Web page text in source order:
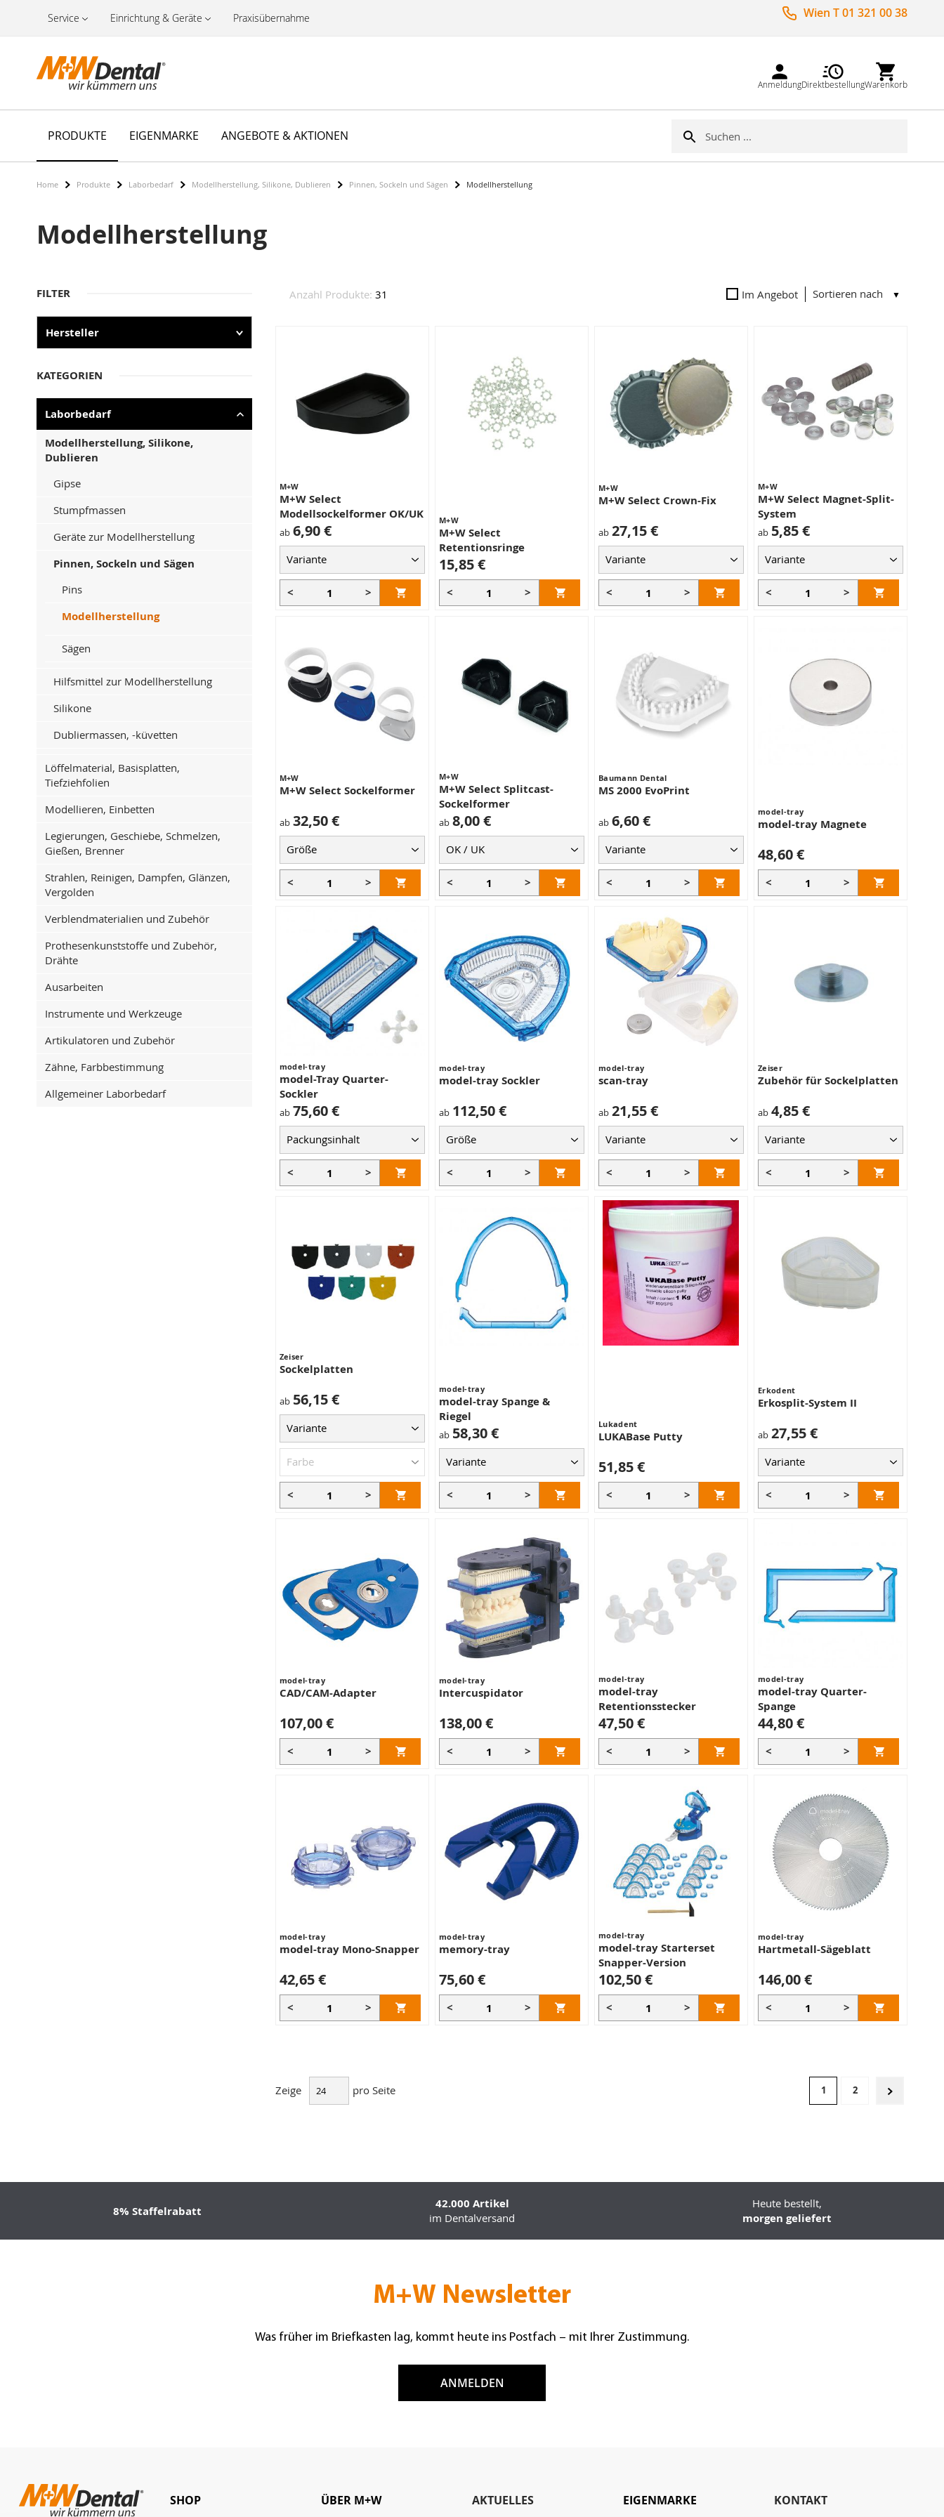
Service Einrichtung & Geräte Praxisübernahme Wien T 01 321 00 38
AnmeldungDirektbestellungWarenkorb
PRODUKTE EIGENMARKE ANGEBOTE & AKTIONEN Suche
Home Produkte Laborbedarf Modellherstellung, Silikone, Dublieren Pinnen, Sockeln und Sägen Modellherstellung
Modellherstellung
Anzahl Produkte: 31 Im Angebot Sortieren nach
M+W
M+W Select
Modellsockelformer OK/UK
ab 6,90 €
< >
M+W
M+W Select
Retentionsringe
15,85 €
< >
M+W
M+W Select Crown-Fix
ab 27,15 €
< >
M+W
M+W Select Magnet-Split-
System
ab 5,85 €
< >
M+W
M+W Select Sockelformer
ab 32,50 €
< >
M+W
M+W Select Splitcast-
Sockelformer
ab 8,00 €
< >
Baumann Dental
MS 2000 EvoPrint
ab 6,60 €
< >
model-tray
model-tray Magnete
48,60 €
< >
model-tray
model-Tray Quarter-
Sockler
ab 75,60 €
< >
model-tray
model-tray Sockler
ab 112,50 €
< >
model-tray
scan-tray
ab 21,55 €
< >
Zeiser
Zubehör für Sockelplatten
ab 4,85 €
< >
Zeiser
Sockelplatten
ab 56,15 €
< >
model-tray
model-tray Spange &
Riegel
ab 58,30 €
< >
Lukadent
LUKABase Putty
51,85 €
< >
Erkodent
Erkosplit-System II
ab 27,55 €
< >
model-tray
CAD/CAM-Adapter
107,00 €
< >
model-tray
Intercuspidator
138,00 €
< >
model-tray
model-tray
Retentionsstecker
47,50 €
< >
model-tray
model-tray Quarter-
Spange
44,80 €
< >
model-tray
model-tray Mono-Snapper
42,65 €
< >
model-tray
memory-tray
75,60 €
< >
model-tray
model-tray Starterset
Snapper-Version
102,50 €
< >
model-tray
Hartmetall-Sägeblatt
146,00 €
< >
Sie lesen gerade Seite
1 Seite
2 Seite
Weiter
Zeige pro Seite
FILTER
Hersteller
KATEGORIEN
Laborbedarf
Modellherstellung, Silikone,
Dublieren
Gipse
Stumpfmassen
Geräte zur Modellherstellung
Pinnen, Sockeln und Sägen
Pins
Modellherstellung
Sägen
Hilfsmittel zur Modellherstellung
Silikone
Dubliermassen, -küvetten
Löffelmaterial, Basisplatten,
Tiefziehfolien
Modellieren, Einbetten
Legierungen, Geschiebe, Schmelzen,
Gießen, Brenner
Strahlen, Reinigen, Dampfen, Glänzen,
Vergolden
Verblendmaterialien und Zubehör
Prothesenkunststoffe und Zubehör,
Drähte
Ausarbeiten
Instrumente und Werkzeuge
Artikulatoren und Zubehör
Zähne, Farbbestimmung
Allgemeiner Laborbedarf
8% Staffelrabatt 42.000 Artikel
im Dentalversand
Heute bestellt,
morgen geliefert
M+W Newsletter
Was früher im Briefkasten lag, kommt heute ins Postfach – mit Ihrer Zustimmung.
ANMELDEN
KONTAKT
SHOP ÜBER M+W AKTUELLES EIGENMARKE